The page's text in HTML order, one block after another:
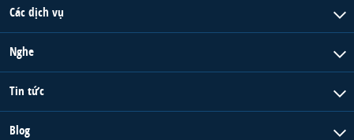
Các dịch vụ
Nghe
Tin tức
Blog